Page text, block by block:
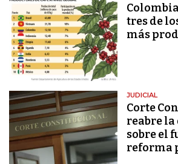
tres de
más
JUDICIAL
Corte
reabre
sobre el
reforma